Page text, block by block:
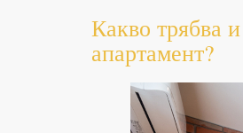
Какво трябва
апартамент?